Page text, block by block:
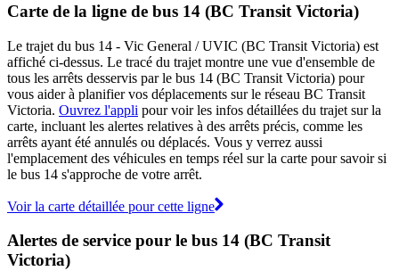
Carte de la ligne de bus 14 (BC Transit Victoria)
Le trajet du bus 14 - Vic General / UVIC (BC Transit Victoria) est
affiché ci-dessus. Le tracé du trajet montre une vue d'ensemble de
tous les arrêts desservis par le bus 14 (BC Transit Victoria) pour
vous aider à planifier vos déplacements sur le réseau BC Transit
Victoria. Ouvrez l'appli pour voir les infos détaillées du trajet sur la
carte, incluant les alertes relatives à des arrêts précis, comme les
arrêts ayant été annulés ou déplacés. Vous y verrez aussi
l'emplacement des véhicules en temps réel sur la carte pour savoir si
le bus 14 s'approche de votre arrêt.
Voir la carte détaillée pour cette ligne
Alertes de service pour le bus 14 (BC Transit
Victoria)